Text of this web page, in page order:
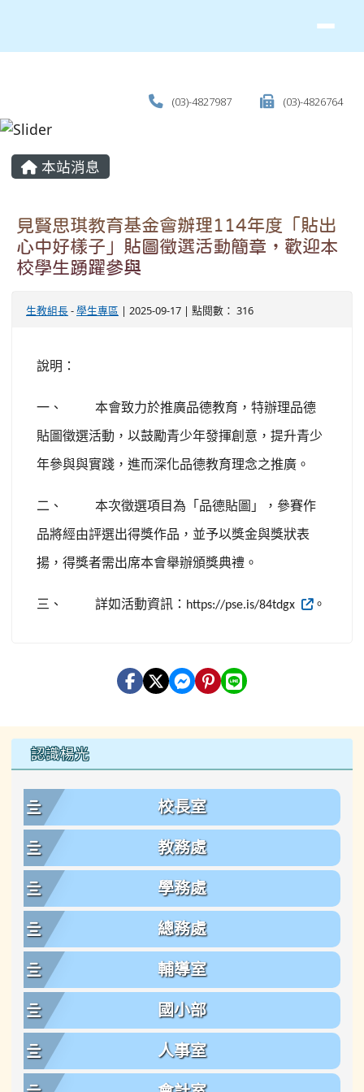
(03)-4827987 (03)-4826764
主內容區域
本站消息
見賢思琪教育基金會辦理114年度「貼出
心中好樣子」貼圖徵選活動簡章，歡迎本
校學生踴躍參與
生教組長-學生專區 | 2025-09-17 | 點閱數： 316
說明：
一、 本會致力於推廣品德教育，特辦理品德
貼圖徵選活動，以鼓勵青少年發揮創意，提升青少
年參與與實踐，進而深化品德教育理念之推廣。
二、 本次徵選項目為「品德貼圖」，參賽作
品將經由評選出得獎作品，並予以獎金與獎狀表
揚，得獎者需出席本會舉辦頒獎典禮。
三、 詳如活動資訊： https://pse.is/84tdgx 。
左邊區域內容
認識楊光
校長室
教務處
學務處
總務處
輔導室
國小部
人事室